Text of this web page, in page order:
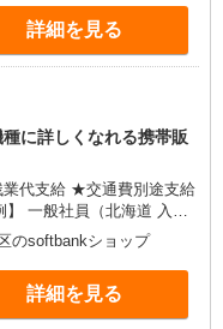
追加支給 ※経験・スキル
円＋資格手当毎月2万円
25歳 店長職 経験3年／
月4万円＋賞与2回
詳細を見る
に詳しくなれる携帯販
代支給 ★交通費別途支給
給200,000円+各種手当 店
歳） 462万円/月給
円支給(規定有) お友達
ィブ支給(規定有) ★月2
のsoftbankショップ
詳細を見る